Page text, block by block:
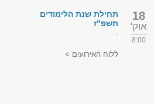
18
אוק'
8:00
תחילת שנת הלימודים
תשפ"ז
.
ללוח האירועים >